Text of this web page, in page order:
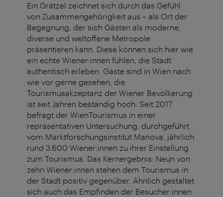
Ein Grätzel zeichnet sich durch das Gefühl
von Zusammengehörigkeit aus – als Ort der
Begegnung, der sich Gästen als moderne,
diverse und weltoffene Metropole
präsentieren kann. Diese können sich hier wie
ein echte Wiener:innen fühlen, die Stadt
authentisch erleben. Gäste sind in Wien nach
wie vor gerne gesehen, die
Tourismusakzeptanz der Wiener Bevölkerung
ist seit Jahren beständig hoch: Seit 2017
befragt der WienTourismus in einer
repräsentativen Untersuchung, durchgeführt
vom Marktforschungsinstitut Manova, jährlich
rund 3.600 Wiener:innen zu ihrer Einstellung
zum Tourismus. Das Kernergebnis: Neun von
zehn Wiener:innen stehen dem Tourismus in
der Stadt positiv gegenüber. Ähnlich gestaltet
sich auch das Empfinden der Besucher:innen